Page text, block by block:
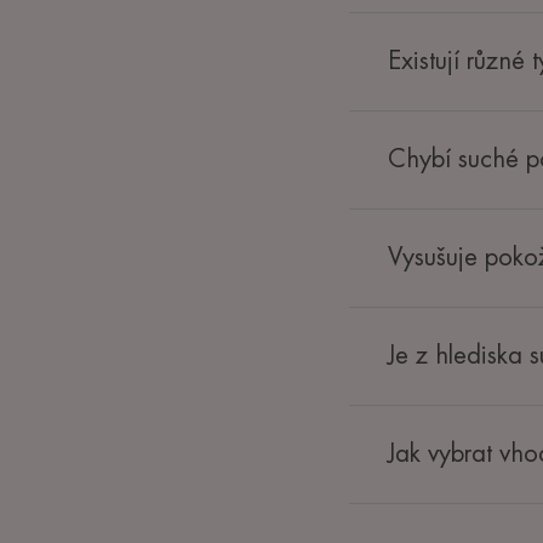
Existují různé
Chybí suché
Vysušuje
Je z hlediska
Jak vybrat